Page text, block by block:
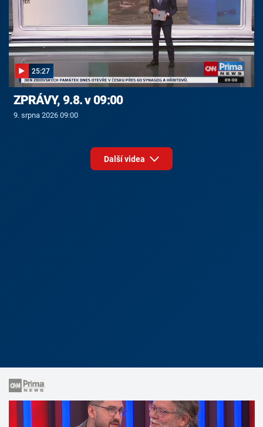
25:27
ZPRÁVY, 9.8. v 09:00
9. srpna 2026 09:00
Další videa